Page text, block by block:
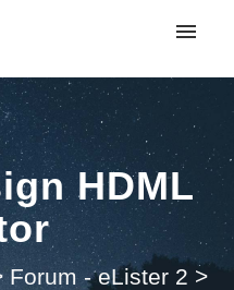
HDML
Forum - eLister 2 >